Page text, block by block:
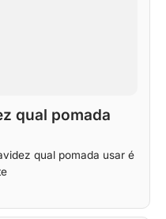
qual pomada
qual pomada usar é